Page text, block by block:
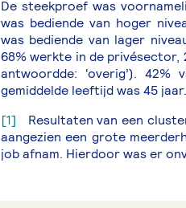
De steekproef was
was bediende van hoger
was bediende van lager
68% werkte in de privésector,
antwoordde: ‘overig’).
gemiddelde leeftijd was 45 jaar.
[1] Resultaten van een
aangezien een grote
job afnam. Hierdoor was er